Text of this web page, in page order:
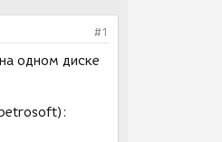
#1
одном диске